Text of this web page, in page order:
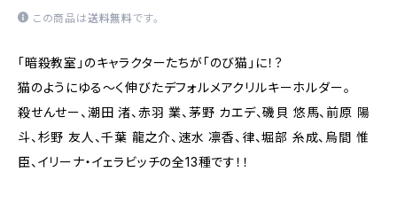
この商品は送料無料です。
「暗殺教室」のキャラクターたちが「のび猫」に！？
猫のようにゆる〜く伸びたデフォルメアクリルキーホルダー。
殺せんせー、潮田 渚、赤羽 業、茅野 カエデ、磯貝 悠馬、前原 陽
斗、杉野 友人、千葉 龍之介、速水 凛香、律、堀部 糸成、烏間 惟
臣、イリーナ・イェラビッチの全13種です！！